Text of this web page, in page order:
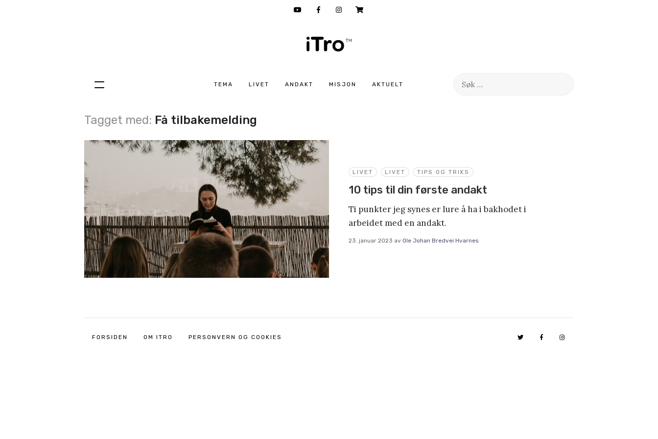
TEMA LIVET ANDAKT MISJON AKTUELT
Søk
Hopp
innhold
Tagget med: Få tilbakemelding
LIVET LIVET TIPS OG TRIKS
10 tips til din første andakt
Ti punkter jeg synes er lure å ha i bakhodet i
arbeidet med en andakt.
23. januar 2023 av Ole Johan Bredvei Hvarnes
FORSIDEN OM ITRO PERSONVERN OG COOKIES